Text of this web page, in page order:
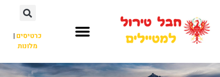
כרטיסים|
מלונות